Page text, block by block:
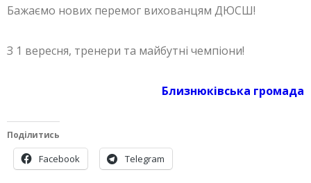
Бажаємо нових перемог вихованцям ДЮСШ!
З 1 вересня, тренери та майбутні чемпіони!
Близнюківська громада
Поділитись
Facebook Telegram